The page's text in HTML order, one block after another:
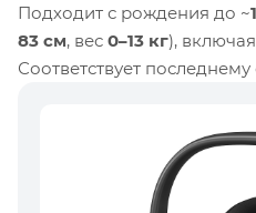
Подходит с рождения до ~
83 см, вес 0–13 кг),
Соответствует последнему